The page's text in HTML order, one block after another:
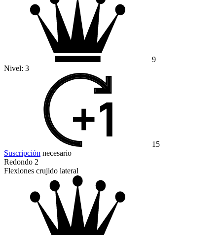
9
Nivel: 3
15
Suscripción necesario
Redondo 2
Flexiones crujido lateral